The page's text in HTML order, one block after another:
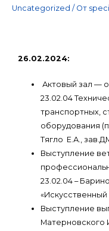
Uncategorized / От
26.02.2024:
Актовый зал —
23.02.04
транспортных,
оборудования
Тягло Е.А.,
Выступление
23.02.04 –
«Искусственный
Выступление
Матерновского